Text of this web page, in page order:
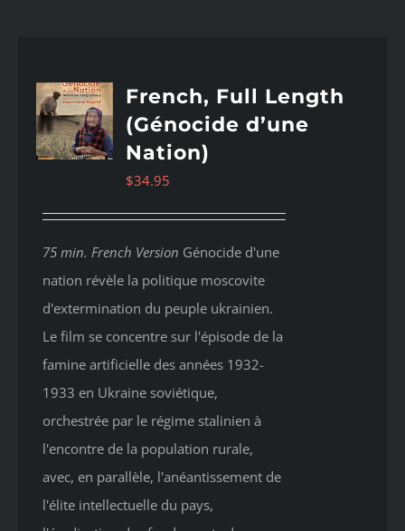
French, Full Length
(Génocide d’une
Nation)
$34.95
75 min. French Version Génocide d'une
nation révèle la politique moscovite
d'extermination du peuple ukrainien.
Le film se concentre sur l'épisode de la
famine artificielle des années 1932-
1933 en Ukraine soviétique,
orchestrée par le régime stalinien à
l'encontre de la population rurale,
avec, en parallèle, l'anéantissement de
l'élite intellectuelle du pays,